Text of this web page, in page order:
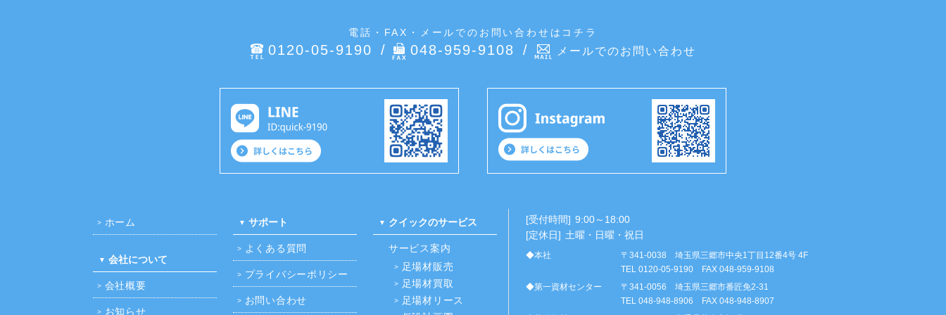
電話・FAX・メールでのお問い合わせはコチラ
0120-05-9190 048-959-9108 メールでのお問い合わせ
ホーム
会社について
会社概要
お知らせ
サポート
よくある質問
プライバシーポリシー
お問い合わせ
クイックのサービス
サービス案内
足場材販売
足場材買取
足場材リース
[受付時間] 9:00～18:00
[定休日] 土曜・日曜・祝日
◆本社
〒341-0038 埼玉県三郷市中央1丁目12番4号 4F
TEL 0120-05-9190 FAX 048-959-9108
◆第一資材センター
〒341-0056 埼玉県三郷市番匠免2-31
TEL 048-948-8906 FAX 048-948-8907